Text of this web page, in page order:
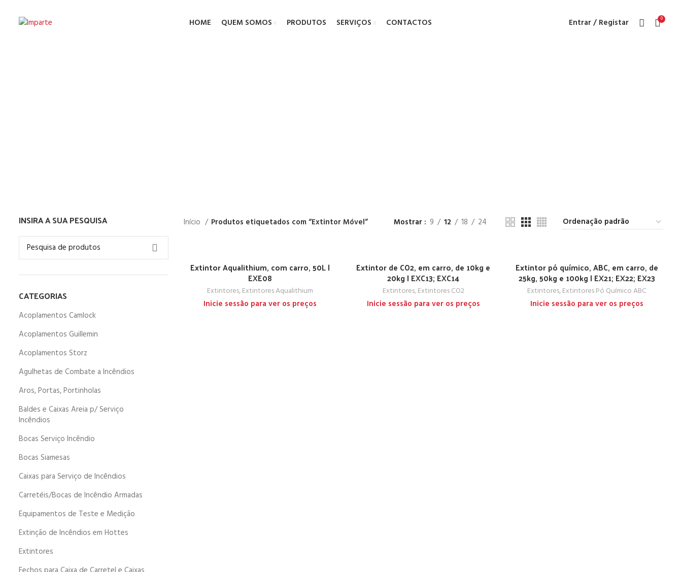
HOME QUEM SOMOS PRODUTOS SERVIÇOS CONTACTOS Entrar / Registar 0
INSIRA A SUA PESQUISA
CATEGORIAS
Acoplamentos Camlock
Acoplamentos Guillemin
Acoplamentos Storz
Agulhetas de Combate a Incêndios
Aros, Portas, Portinholas
Baldes e Caixas Areia p/ Serviço
Incêndios
Bocas Serviço Incêndio
Bocas Siamesas
Caixas para Serviço de Incêndios
Carretéis/Bocas de Incêndio Armadas
Equipamentos de Teste e Medição
Extinção de Incêndios em Hottes
Extintores
Início Produtos etiquetados com “Extintor Móvel” Mostrar 9 12 18 24
Extintor Aqualithium, com carro, 50L |
EXE08
Extintores,Extintores Aqualithium
Inicie sessão para ver os preços
Extintor de CO2, em carro, de 10kg e
20kg | EXC13; EXC14
Extintores,Extintores CO2
Inicie sessão para ver os preços
Extintor pó químico, ABC, em carro, de
25kg, 50kg e 100kg | EX21; EX22; EX23
Extintores,Extintores Pó Químico ABC
Inicie sessão para ver os preços